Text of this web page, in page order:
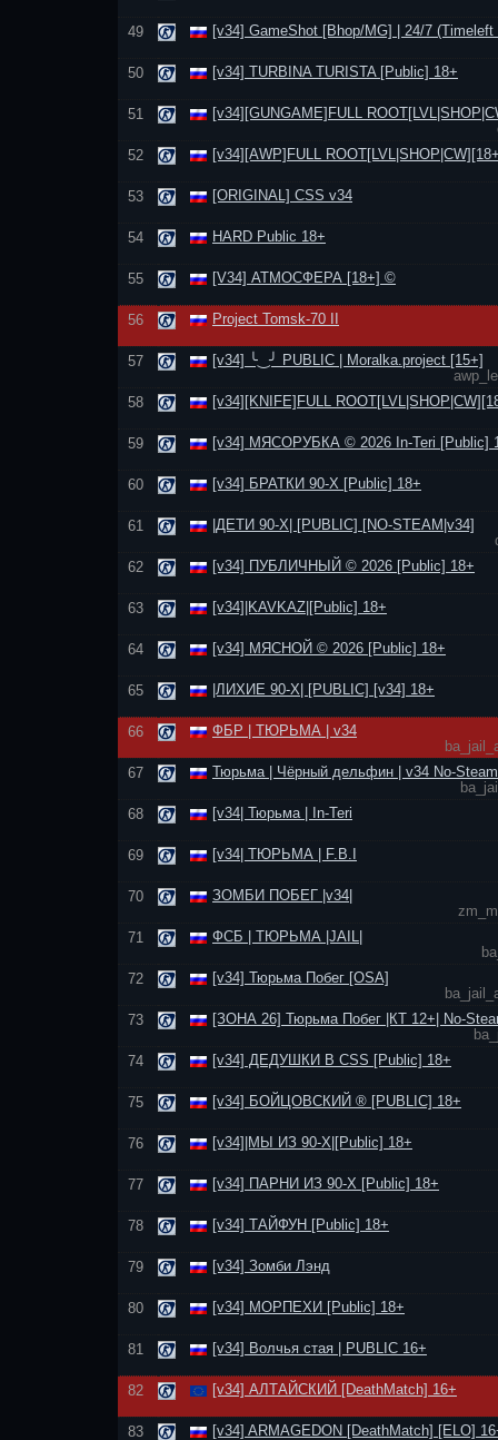
49 [v34] GameShot [Bhop/MG] | 24/7 (Timeleft
50 [v34] TURBINA TURISTA [Public] 18+
51
[v34][GUNGAME]FULL
52
[v34][AWP]FULL
53 [ORIGINAL] CSS v34
54 HARD Public 18+
55 [V34] АТМОСФЕРА [18+] ©
56 Project Tomsk-70 II
57
[v34] ╰‿╯ PUBLIC | Moralka.project [15+]
58
[v34][KNIFE]FULL
59 [v34] МЯСОРУБКА © 2026 In-Teri [Public]
60 [v34] БРАТКИ 90-Х [Public] 18+
61
|ДЕТИ 90-Х| [PUBLIC] [NO-STEAM|v34]
62
[v34] ПУБЛИЧНЫЙ © 2026 [Public] 18+
63 [v34]|KAVKAZ|[Public] 18+
64 [v34] МЯСНОЙ © 2026 [Public] 18+
65 |ЛИХИЕ 90-Х| [PUBLIC] [v34] 18+
66
ФБР | ТЮРЬМА | v34
67
Тюрьма | Чёрный дельфин | v34 No-Steam
68
[v34| Тюрьма | In-Teri
69 [v34| ТЮРЬМА | F.B.I
70
ЗОМБИ ПОБЕГ |v34|
71
ФСБ | ТЮРЬМА |JAIL|
72
[v34] Тюрьма Побег [OSA]
73
[ЗОНА 26] Тюрьма Побег |КТ 12+| No-
74
[v34] ДЕДУШКИ В CSS [Public] 18+
75 [v34] БОЙЦОВСКИЙ ® [PUBLIC] 18+
76 [v34]|МЫ ИЗ 90-Х|[Public] 18+
77 [v34] ПАРНИ ИЗ 90-Х [Public] 18+
78 [v34] ТАЙФУН [Public] 18+
79 [v34] Зомби Лэнд
80 [v34] МОРПЕХИ [Public] 18+
81 [v34] Волчья стая | PUBLIC 16+
82 [v34] АЛТАЙСКИЙ [DeathMatch] 16+
83 [v34] ARMAGEDON [DeathMatch] [ELO]